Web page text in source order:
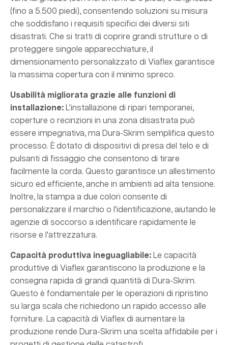
(fino a 5.500 piedi), consentendo soluzioni su misura
che soddisfano i requisiti specifici dei diversi siti
disastrati. Che si tratti di coprire grandi strutture o di
proteggere singole apparecchiature, il
dimensionamento personalizzato di Viaflex garantisce
la massima copertura con il minimo spreco.
Usabilità migliorata grazie alle funzioni di
installazione: L'installazione di ripari temporanei,
coperture o recinzioni in una zona disastrata può
essere impegnativa, ma Dura-Skrim semplifica questo
processo. È dotato di dispositivi di presa del telo e di
pulsanti di fissaggio che consentono di tirare
facilmente la corda. Questo garantisce un allestimento
sicuro ed efficiente, anche in ambienti ad alta tensione.
Inoltre, la stampa a due colori consente di
personalizzare il marchio o l'identificazione, aiutando le
agenzie di soccorso a identificare rapidamente le
risorse e l'attrezzatura.
Capacità produttiva ineguagliabile: Le capacità
produttive di Viaflex garantiscono la produzione e la
consegna rapida di grandi quantità di Dura-Skrim.
Questo è fondamentale per le operazioni di ripristino
su larga scala che richiedono un rapido accesso alle
forniture. La capacità di Viaflex di aumentare la
produzione rende Dura-Skrim una scelta affidabile per i